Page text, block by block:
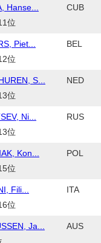
Hanse...
位
CUB
Piet...
位
BEL
S...
位
NED
Ni...
位
RUS
Kon...
位
POL
Fili...
位
ITA
Ja...
AUS